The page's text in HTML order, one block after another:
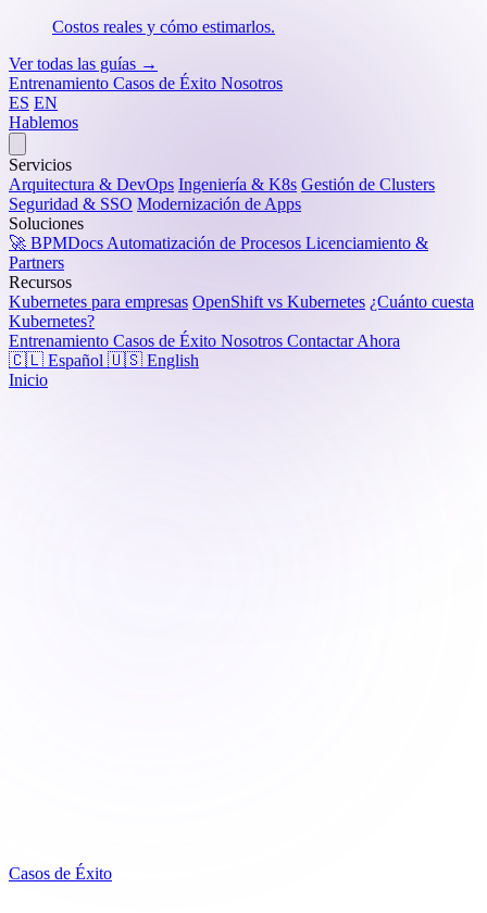
Costos reales y cómo estimarlos.
Ver todas las guías →
Entrenamiento Casos de Éxito Nosotros
ES EN
Hablemos
Servicios
Arquitectura & DevOps Ingeniería & K8s Gestión de Clusters
Seguridad & SSO Modernización de Apps
Soluciones
🚀 BPMDocs Automatización de Procesos Licenciamiento &
Partners
Recursos
Kubernetes para empresas OpenShift vs Kubernetes ¿Cuánto cuesta
Kubernetes?
Entrenamiento Casos de Éxito Nosotros Contactar Ahora
🇨🇱 Español 🇺🇸 English
Inicio
Casos de Éxito